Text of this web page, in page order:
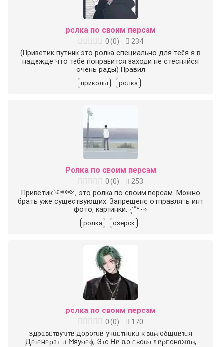
ролка по своим персам
0 (0)
234
(Приветик путник это ролка специально для тебя я в
надежде что тебе понравится заходи не стесняйся
очень рады) Правил
приколы ролка
Ролка по своим персам
0 (0)
253
Приветик༺༻, это ролка по своим персам. Можно
брать уже существующих. Запрещено отправлять инт
фото, картинки. ‧͙⁺˚*･༓
ролка озёрск
ролка по своим персам
0 (0)
170
ᤋдρᥲʙᥴᴛʙуᥔᴛᥱ д᧐ρ᧐ᴦᥙᥱ учᥲᥴᴛнᥙκᥙ κ ʙᥲⲙ ᧐δщᥲᥱᴛᥴя
Дᥱᴦᥱнᥱρᥲᴛ ᥙ 𐌑яуⲙᥱɸ, Эᴛ᧐ 𐋏ᥱ ᥰ᧐ ᥴʙ᧐ᥙⲙ ᥰᥱρᥴ᧐нᥲжᥲⲙ,